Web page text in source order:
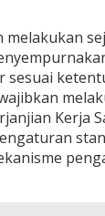
melakukan
sesuai
Kerja